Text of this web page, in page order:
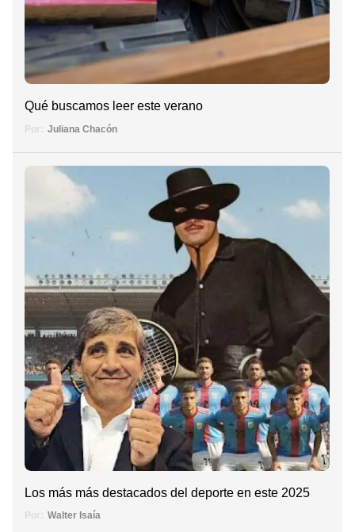
Qué buscamos leer este verano
Por: Juliana Chacón
Los más más destacados del deporte en este 2025
Por: Walter Isaía